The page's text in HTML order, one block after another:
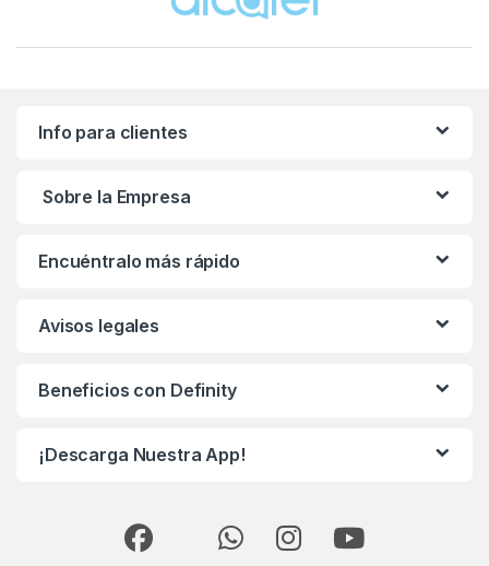
Info para clientes
Sobre la Empresa
Encuéntralo más rápido
Avisos legales
Beneficios con Definity
¡Descarga Nuestra App!